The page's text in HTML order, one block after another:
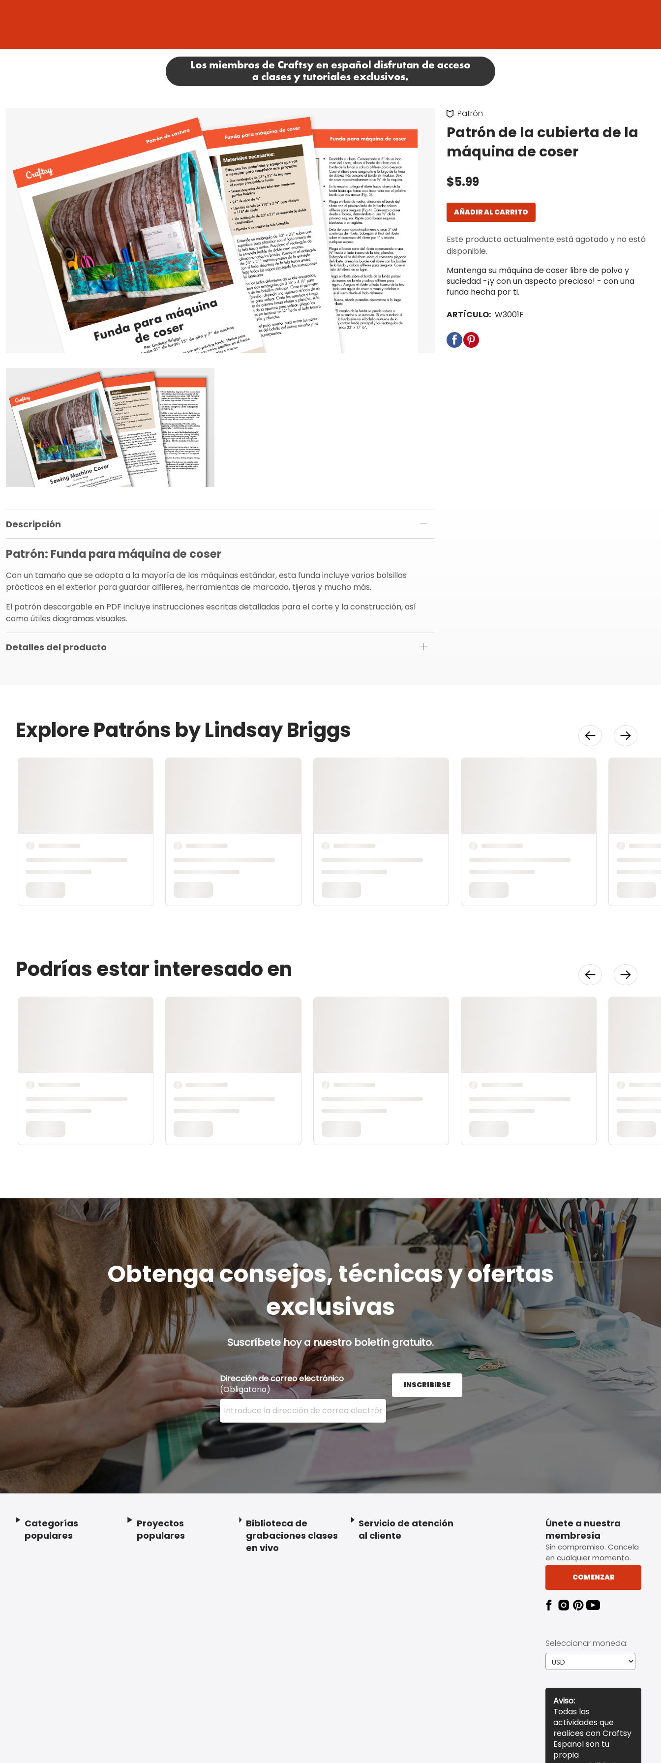
Patrón
Patrón de la cubierta de la
máquina de coser
$5.99
AÑADIR AL CARRITO
Este producto actualmente está agotado y no está
disponible.
Mantenga su máquina de coser libre de polvo y
suciedad -¡y con un aspecto precioso! - con una
funda hecha por ti.
ARTÍCULO: W3001F
Panel de información del producto
Descripción
Patrón: Funda para máquina de coser
Con un tamaño que se adapta a la mayoría de las máquinas estándar, esta funda incluye varios bolsillos
prácticos en el exterior para guardar alfileres, herramientas de marcado, tijeras y mucho más.
El patrón descargable en PDF incluye instrucciones escritas detalladas para el corte y la construcción, así
como útiles diagramas visuales.
Detalles del producto
Explore Patróns by Lindsay Briggs
Podrías estar interesado en
Obtenga consejos, técnicas y ofertas
exclusivas
Suscríbete hoy a nuestro boletín gratuito.
Dirección de correo electrónico
(Obligatorio)
Ingrese su dirección de correo electrónico aquí y presione el botón Registrarse.
INSCRIBIRSE
Footer
Categorías
populares
Proyectos
populares
Biblioteca de
grabaciones clases
en vivo
Servicio de atención
al cliente
Únete a nuestra
membresía
Sin compromiso. Cancela
en cualquier momento.
COMENZAR
Seleccionar moneda:
Aviso:
Todas las
actividades que
realices con Craftsy
Espanol son tu
propia